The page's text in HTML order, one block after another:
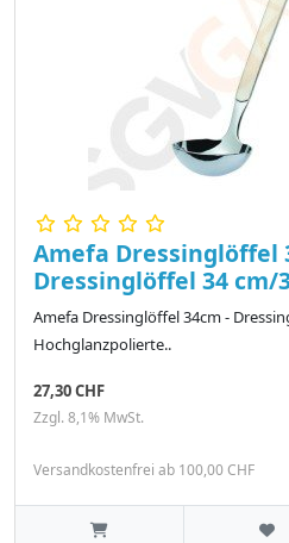
Amefa Dressinglöffel
Dressinglöffel 34 cm/
Amefa Dressinglöffel 34cm -
Hochglanzpolierte..
27,30 CHF
Zzgl. 8,1% MwSt.
Versandkostenfrei ab 100,00 CHF